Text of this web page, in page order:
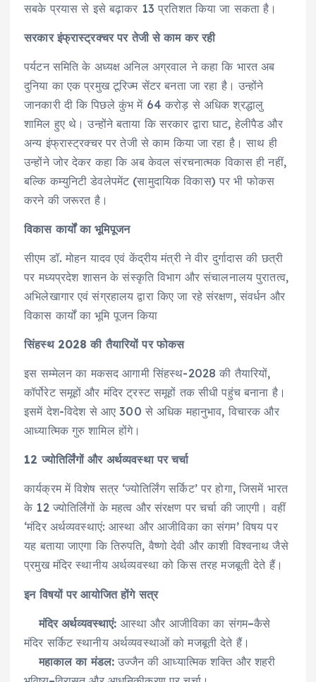
सबके प्रयास से इसे बढ़ाकर 13 प्रतिशत किया जा सकता है।
सरकार इंफ्रास्ट्रक्चर पर तेजी से काम कर रही
पर्यटन समिति के अध्यक्ष अनिल अग्रवाल ने कहा कि भारत अब
दुनिया का एक प्रमुख टूरिज्म सेंटर बनता जा रहा है। उन्होंने
जानकारी दी कि पिछले कुंभ में 64 करोड़ से अधिक श्रद्धालु
शामिल हुए थे। उन्होंने बताया कि सरकार द्वारा घाट, हेलीपैड और
अन्य इंफ्रास्ट्रक्चर पर तेजी से काम किया जा रहा है। साथ ही
उन्होंने जोर देकर कहा कि अब केवल संरचनात्मक विकास ही नहीं,
बल्कि कम्युनिटी डेवलेपमेंट (सामुदायिक विकास) पर भी फोकस
करने की जरूरत है।
विकास कार्यों का भूमिपूजन
सीएम डॉ. मोहन यादव एवं केंद्रीय मंत्री ने वीर दुर्गादास की छत्री
पर मध्यप्रदेश शासन के संस्कृति विभाग और संचालनालय पुरातत्व,
अभिलेखागार एवं संग्रहालय द्वारा किए जा रहे संरक्षण, संवर्धन और
विकास कार्यों का भूमि पूजन किया
सिंहस्थ 2028 की तैयारियों पर फोकस
इस सम्मेलन का मकसद आगामी सिंहस्थ-2028 की तैयारियों,
कॉर्पोरेट समूहों और मंदिर ट्रस्ट समूहों तक सीधी पहुंच बनाना है।
इसमें देश-विदेश से आए 300 से अधिक महानुभाव, विचारक और
आध्यात्मिक गुरु शामिल होंगे।
12 ज्योतिर्लिंगों और अर्थव्यवस्था पर चर्चा
कार्यक्रम में विशेष सत्र ‘ज्योतिर्लिंग सर्किट’ पर होगा, जिसमें भारत
के 12 ज्योतिर्लिंगों के महत्व और संरक्षण पर चर्चा की जाएगी। वहीं
‘मंदिर अर्थव्यवस्थाएं: आस्था और आजीविका का संगम’ विषय पर
यह बताया जाएगा कि तिरुपति, वैष्णो देवी और काशी विश्वनाथ जैसे
प्रमुख मंदिर स्थानीय अर्थव्यवस्था को किस तरह मजबूती देते हैं।
इन विषयों पर आयोजित होंगे सत्र
मंदिर अर्थव्यवस्थाएं: आस्था और आजीविका का संगम–कैसे
मंदिर सर्किट स्थानीय अर्थव्यवस्थाओं को मजबूती देते हैं।
महाकाल का मंडल:उज्जैन की आध्यात्मिक शक्ति और शहरी